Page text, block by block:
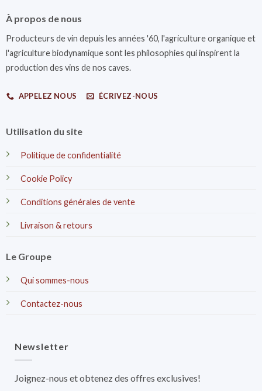
À propos de nous
Producteurs de vin depuis les années '60, l'agriculture organique et
l'agriculture biodynamique sont les philosophies qui inspirent la
production des vins de nos caves.
APPELEZ NOUS ÉCRIVEZ-NOUS
Utilisation du site
Politique de confidentialité
Cookie Policy
Conditions générales de vente
Livraison & retours
Le Groupe
Qui sommes-nous
Contactez-nous
Newsletter
Joignez-nous et obtenez des offres exclusives!